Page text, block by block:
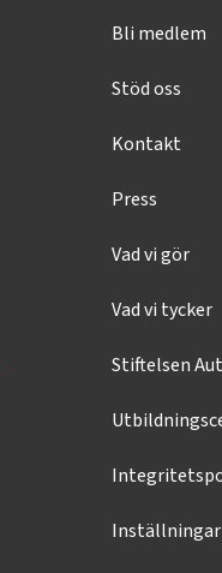
Bli medlem
Stöd oss
Kontakt
Press
Vad vi gör
Vad vi tycker
Stiftelsen